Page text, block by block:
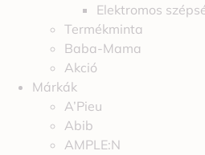
Elektromos
Termékminta
Baba-Mama
Akció
Márkák
A’Pieu
Abib
AMPLE:N